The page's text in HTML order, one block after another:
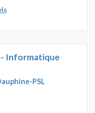
Informatique
PSL